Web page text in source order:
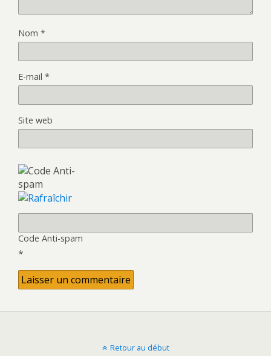
Nom *
E-mail *
Site web
Code Anti-spam
*
Retour au début